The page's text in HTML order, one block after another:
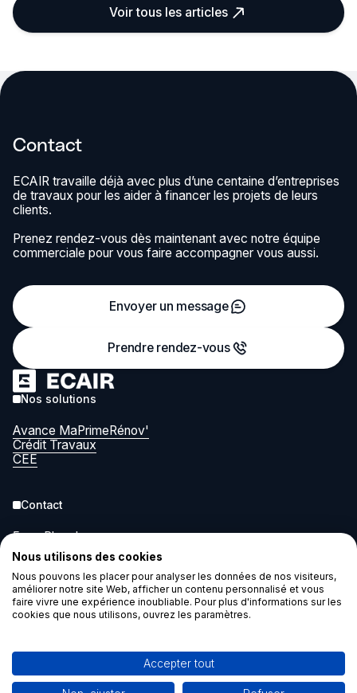
Voir tous les articles
Contact
ECAIR travaille déjà avec plus d’une centaine d’entreprises
de travaux pour les aider à financer les projets de leurs
clients.
Prenez rendez-vous dès maintenant avec notre équipe
commerciale pour vous faire accompagner vous aussi.
Envoyer un message
Prendre rendez-vous
Nos solutions
Avance MaPrimeRénov'
Crédit Travaux
CEE
Contact
5 rue Pleyel
93200 Saint-Denis
contact@ecair.eco
Légal
Mentions légales
Nous utilisons des cookies
Nous pouvons les placer pour analyser les données de nos visiteurs,
améliorer notre site Web, afficher un contenu personnalisé et vous
faire vivre une expérience inoubliable. Pour plus d'informations sur les
cookies que nous utilisons, ouvrez les paramètres.
Accepter tout